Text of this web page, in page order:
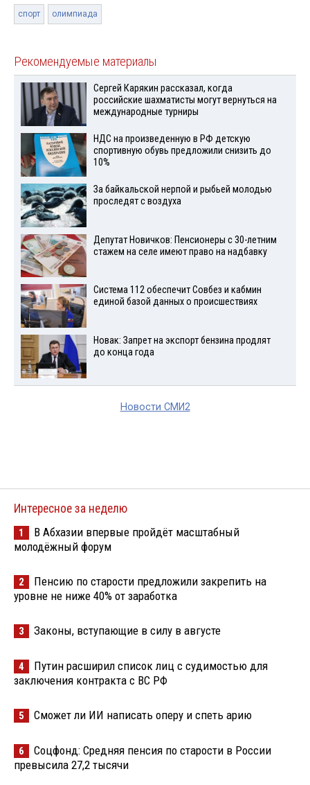
спорт олимпиада
Рекомендуемые материалы
Сергей Карякин рассказал, когда
российские шахматисты могут вернуться на
международные турниры
НДС на произведенную в РФ детскую
спортивную обувь предложили снизить до
10%
За байкальской нерпой и рыбьей молодью
проследят с воздуха
Депутат Новичков: Пенсионеры с 30-летним
стажем на селе имеют право на надбавку
Система 112 обеспечит Совбез и кабмин
единой базой данных о происшествиях
Новак: Запрет на экспорт бензина продлят
до конца года
Новости СМИ2
Интересное за неделю
1
В Абхазии впервые пройдёт масштабный
молодёжный форум
2
Пенсию по старости предложили закрепить на
уровне не ниже 40% от заработка
3 Законы, вступающие в силу в августе
4
Путин расширил список лиц с судимостью для
заключения контракта с ВС РФ
5 Сможет ли ИИ написать оперу и спеть арию
6
Соцфонд: Средняя пенсия по старости в России
превысила 27,2 тысячи